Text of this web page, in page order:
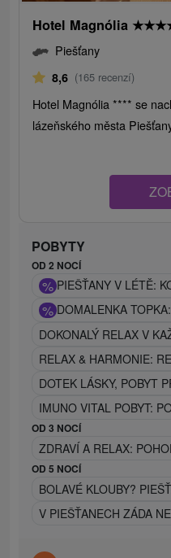
Hotel Magnólia ★★★
Piešťany
8,6 (165 recenzí)
Hotel Magnólia **** se
lázeňského města
POBYTY
OD 2 NOCÍ
% PIEŠŤANY V LÉTĚ:
% DOMALENKA
DOKONALÝ RELAX V
RELAX & HARMONIE:
DOTEK LÁSKY, POBYT
IMUNO VITAL POBYT:
OD 3 NOCÍ
ZDRAVÍ A RELAX:
OD 5 NOCÍ
BOLAVÉ KLOUBY?
V PIEŠŤANECH ZÁDA